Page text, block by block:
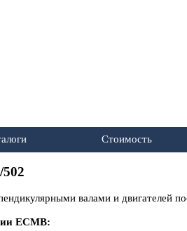
▼ ▼
Стоимость
валами и двигателей
EСМВ: